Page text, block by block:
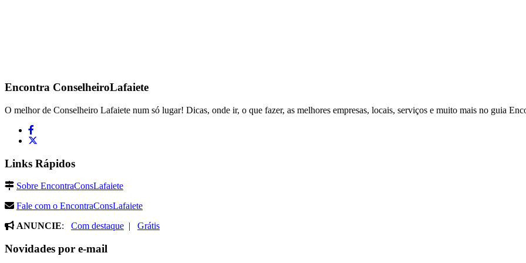
Encontra ConselheiroLafaiete
O melhor de Conselheiro Lafaiete num só lugar! Dicas, onde ir, o que fazer, as melhores empresas, locais, serviços e muito mais no guia
Links Rápidos
Sobre EncontraConsLafaiete
Fale com o EncontraConsLafaiete
ANUNCIE: Com destaque | Grátis
Novidades por e-mail